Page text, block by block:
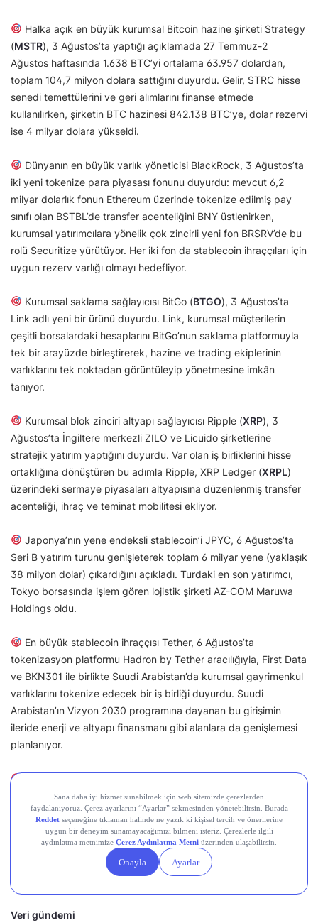
Halka açık en büyük kurumsal Bitcoin hazine şirketi Strategy
(MSTR), 3 Ağustos’ta yaptığı açıklamada 27 Temmuz-2
Ağustos haftasında 1.638 BTC’yi ortalama 63.957 dolardan,
toplam 104,7 milyon dolara sattığını duyurdu. Gelir, STRC hisse
senedi temettülerini ve geri alımlarını finanse etmede
kullanılırken, şirketin BTC hazinesi 842.138 BTC’ye, dolar rezervi
ise 4 milyar dolara yükseldi.
Dünyanın en büyük varlık yöneticisi BlackRock, 3 Ağustos’ta
iki yeni tokenize para piyasası fonunu duyurdu: mevcut 6,2
milyar dolarlık fonun Ethereum üzerinde tokenize edilmiş pay
sınıfı olan BSTBL’de transfer acenteliğini BNY üstlenirken,
kurumsal yatırımcılara yönelik çok zincirli yeni fon BRSRV’de bu
rolü Securitize yürütüyor. Her iki fon da stablecoin ihraççıları için
uygun rezerv varlığı olmayı hedefliyor.
Kurumsal saklama sağlayıcısı BitGo (BTGO), 3 Ağustos’ta
Link adlı yeni bir ürünü duyurdu. Link, kurumsal müşterilerin
çeşitli borsalardaki hesaplarını BitGo’nun saklama platformuyla
tek bir arayüzde birleştirerek, hazine ve trading ekiplerinin
varlıklarını tek noktadan görüntüleyip yönetmesine imkân
tanıyor.
Kurumsal blok zinciri altyapı sağlayıcısı Ripple (XRP), 3
Ağustos’ta İngiltere merkezli ZILO ve Licuido şirketlerine
stratejik yatırım yaptığını duyurdu. Var olan iş birliklerini hisse
ortaklığına dönüştüren bu adımla Ripple, XRP Ledger (XRPL)
üzerindeki sermaye piyasaları altyapısına düzenlenmiş transfer
acenteliği, ihraç ve teminat mobilitesi ekliyor.
Japonya’nın yene endeksli stablecoin’i JPYC, 6 Ağustos’ta
Seri B yatırım turunu genişleterek toplam 6 milyar yene (yaklaşık
38 milyon dolar) çıkardığını açıkladı. Turdaki en son yatırımcı,
Tokyo borsasında işlem gören lojistik şirketi AZ-COM Maruwa
Holdings oldu.
En büyük stablecoin ihraççısı Tether, 6 Ağustos’ta
tokenizasyon platformu Hadron by Tether aracılığıyla, First Data
ve BKN301 ile birlikte Suudi Arabistan’da kurumsal gayrimenkul
varlıklarını tokenize edecek bir iş birliği duyurdu. Suudi
Arabistan’ın Vizyon 2030 programına dayanan bu girişimin
ileride enerji ve altyapı finansmanı gibi alanlara da genişlemesi
planlanıyor.
Wintermute USA LLC’yi 6 Ağustos’ta SEC’e ve FINRA’ya aracı
kurum (broker-dealer) olarak kaydettirdiğini duyurdu. Bu statü,
şirketin ABD’de hisse senedi ve opsiyon işlemleri yapmasına,
borsa yatırım fonlarına (ETF) likidite sağlamasına ve kendi
hesabına dijital varlık menkul kıymetlerini takas etmesine imkân
Veri gündemi